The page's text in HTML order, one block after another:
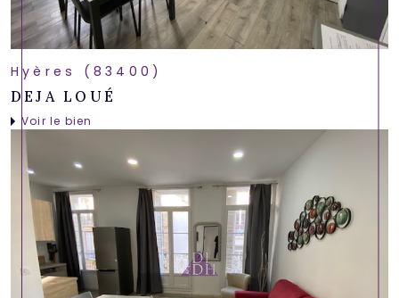
Hyères (83400)
DEJA LOUÉ
Voir le bien